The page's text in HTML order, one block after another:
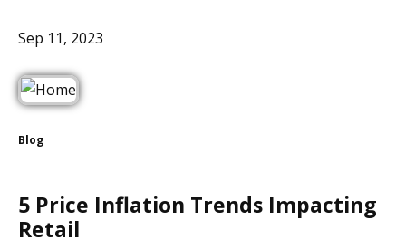
Sep 11, 2023
Blog
5 Price Inflation Trends Impacting
Retail